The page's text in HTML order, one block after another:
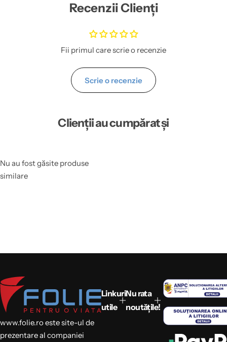
Recenzii Clienți
Fii primul care scrie o recenzie
Scrie o recenzie
Clienții au cumpărat și
Nu au fost găsite produse
similare
www.folie.ro este site-ul de
prezentare al companiei
Linkuri
utile
Nu rata
noutățile!